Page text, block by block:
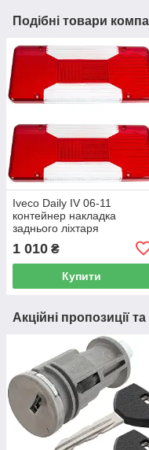
Подібні товари
Iveco Daily IV 06-11
контейнер накладка
заднього ліхтаря
ліва+права 2шт комплект
1 010 ₴
Купити
Акційні пропозиції